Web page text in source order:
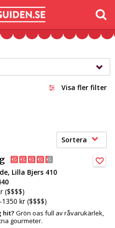
Visa fler filter
Sortera
Lilla Bjers 410
($$$$)
kr ($$$$)
hit? Grön oas full av råvarukärlek,
gourmeter.